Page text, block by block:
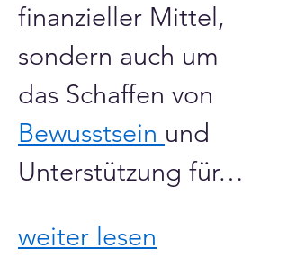
finanzieller Mittel,
sondern auch um
das Schaffen von
Bewusstsein und
Unterstützung für…
weiter lesen